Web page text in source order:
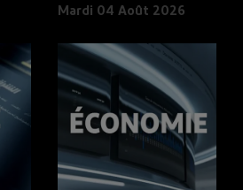
Mardi 04 Août 2026